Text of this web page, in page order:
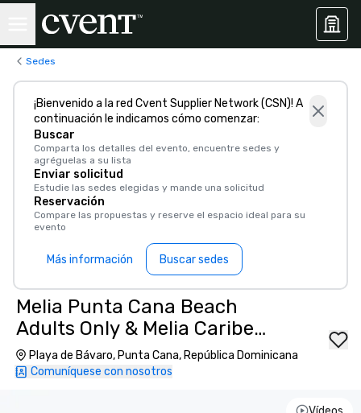
Sedes
¡Bienvenido a la red Cvent Supplier Network (CSN)! A
continuación le indicamos cómo comenzar:
Buscar
Comparta los detalles del evento, encuentre sedes y
agréguelas a su lista
Enviar solicitud
Estudie las sedes elegidas y mande una solicitud
Reservación
Compare las propuestas y reserve el espacio ideal para su
evento
Más información Buscar sedes
Melia Punta Cana Beach
Adults Only & Melia Caribe
Beach Resort
Playa de Bávaro, Punta Cana, República Dominicana
Comuníquese con nosotros